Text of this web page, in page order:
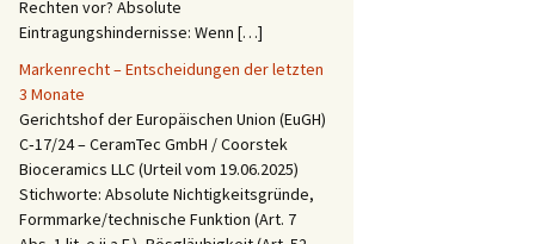
Rechten vor? Absolute
Eintragungshindernisse: Wenn […]
Markenrecht – Entscheidungen der letzten
3 Monate
Gerichtshof der Europäischen Union (EuGH)
C‑17/24 – CeramTec GmbH / Coorstek
Bioceramics LLC (Urteil vom 19.06.2025)
Stichworte: Absolute Nichtigkeitsgründe,
Formmarke/technische Funktion (Art. 7